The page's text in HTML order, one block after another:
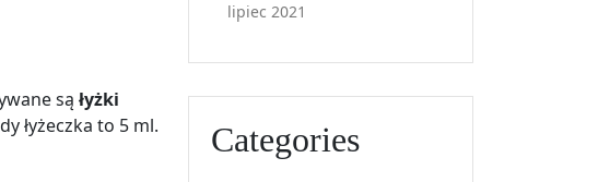
są łyżki
łyżeczka to 5 ml.
lipiec 2021
Categories